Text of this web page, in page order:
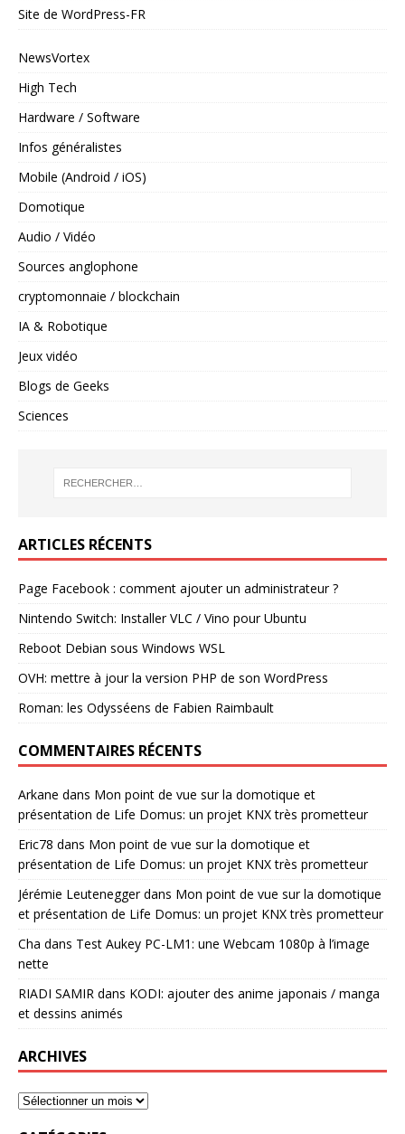
Site de WordPress-FR
NewsVortex
High Tech
Hardware / Software
Infos généralistes
Mobile (Android / iOS)
Domotique
Audio / Vidéo
Sources anglophone
cryptomonnaie / blockchain
IA & Robotique
Jeux vidéo
Blogs de Geeks
Sciences
ARTICLES RÉCENTS
Page Facebook : comment ajouter un administrateur ?
Nintendo Switch: Installer VLC / Vino pour Ubuntu
Reboot Debian sous Windows WSL
OVH: mettre à jour la version PHP de son WordPress
Roman: les Odysséens de Fabien Raimbault
COMMENTAIRES RÉCENTS
Arkane dans Mon point de vue sur la domotique et
présentation de Life Domus: un projet KNX très prometteur
Eric78 dans Mon point de vue sur la domotique et
présentation de Life Domus: un projet KNX très prometteur
Jérémie Leuteneggerdans Mon point de vue sur la domotique
et présentation de Life Domus: un projet KNX très prometteur
Cha dans Test Aukey PC-LM1: une Webcam 1080p à l’image
nette
RIADI SAMIR dans KODI: ajouter des anime japonais / manga
et dessins animés
ARCHIVES